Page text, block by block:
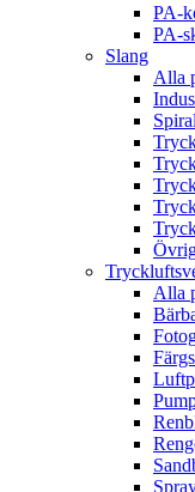
PA-
PA-
Slang
Alla
Alla